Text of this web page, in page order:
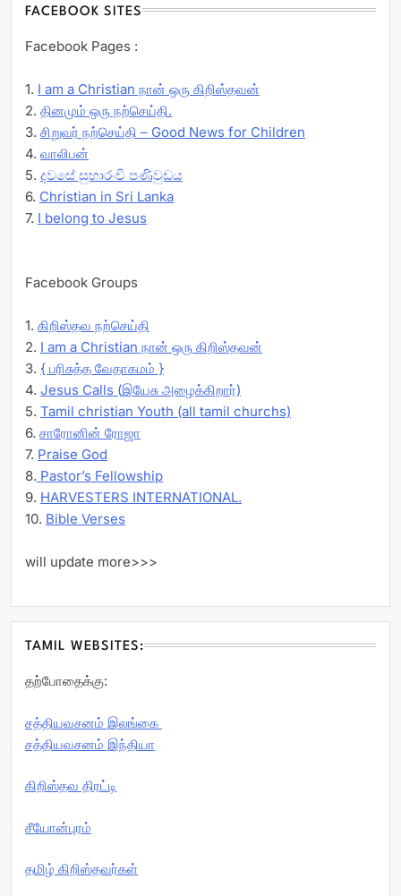
FACEBOOK SITES
Facebook Pages :
1. I am a Christian நான் ஒரு கிறிஸ்தவன்
2. தினமும் ஒரு நற்செய்தி.
3. சிறுவர் நற்செய்தி – Good News for Children
4. வாலிபன்
5. දවසේ සුභාරංචි පණිවුඩය
6. Christian in Sri Lanka
7. I belong to Jesus
Facebook Groups
1. கிறிஸ்தவ நற்செய்தி
2. I am a Christian நான் ஒரு கிறிஸ்தவன்
3. { பரிசுத்த வேதாகமம் }
4. Jesus Calls (இயேசு அழைக்கிறார்)
5. Tamil christian Youth (all tamil churchs)
6. சாரோனின் ரோஜா
7. Praise God
8. Pastor’s Fellowship
9. HARVESTERS INTERNATIONAL.
10. Bible Verses
will update more>>>
TAMIL WEBSITES:
தற்போதைக்கு:
சத்தியவசனம் இலங்கை
சத்தியவசனம் இந்தியா
கிறிஸ்தவ திரட்டி
சீயோன்புரம்
தமிழ் கிறிஸ்தவர்கள்